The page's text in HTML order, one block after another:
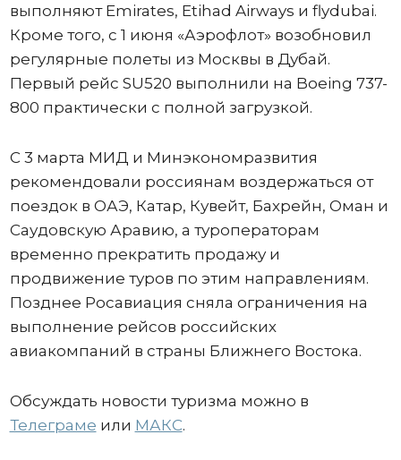
выполняют Emirates, Etihad Airways и flydubai.
Кроме того, с 1 июня «Аэрофлот» возобновил
регулярные полеты из Москвы в Дубай.
Первый рейс SU520 выполнили на Boeing 737-
800 практически с полной загрузкой.
С 3 марта МИД и Минэкономразвития
рекомендовали россиянам воздержаться от
поездок в ОАЭ, Катар, Кувейт, Бахрейн, Оман и
Саудовскую Аравию, а туроператорам
временно прекратить продажу и
продвижение туров по этим направлениям.
Позднее Росавиация сняла ограничения на
выполнение рейсов российских
авиакомпаний в страны Ближнего Востока.
Обсуждать новости туризма можно в
Телеграме или МАКС.